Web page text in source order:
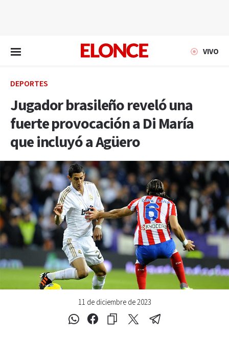
VIVO
DEPORTES
Jugador brasileño reveló una
fuerte provocación a Di María
que incluyó a Agüero
11 de diciembre de 2023